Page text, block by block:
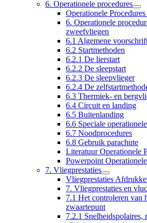
6. Operationele procedures
Operationele
6. Operationele
zweefvliegen
6.1 Algemene
6.2 Startmethoden
6.2.1 De lierstart
6.2.2 De sleepstart
6.2.3 De sleepvlieger
6.2.4 De
6.3 Thermiek- en
6.4 Circuit en landing
6.5 Buitenlanding
6.6 Speciale
6.7 Noodprocedures
6.8 Gebruik parachute
Literatuur Operationele
Powerpoint
7. Vliegprestaties
Vliegprestaties
7. Vliegprestaties en
7.1 Het controleren van
zwaartepunt
7.2.1 Snelheidspolaires,